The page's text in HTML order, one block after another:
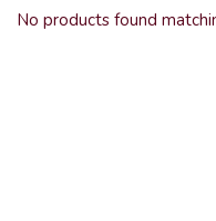
No products found